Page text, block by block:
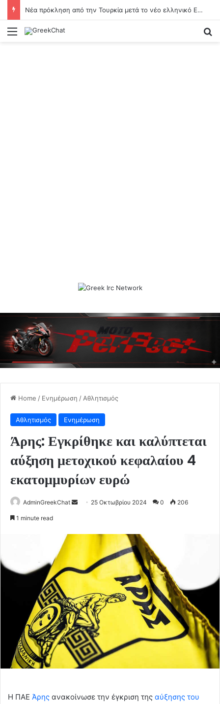
Νέα πρόκληση από την Τουρκία μετά το νέο ελληνικό Ειδικό Χωροταξικό Πλαίσιο Τουρισμού: «Δεν παράγει νομικές συνέπειες»
Menu
Home / Ενημέρωση / Αθλητισμός
Αθλητισμός Ενημέρωση
Άρης: Εγκρίθηκε και καλύπτεται
αύξηση μετοχικού κεφαλαίου 4
εκατομμυρίων ευρώ
AdminGreekChat
Send 25 Οκτωβρίου 2024 0 206
1 minute read
Η ΠΑΕ Άρης ανακοίνωσε την έγκριση της αύξησης του